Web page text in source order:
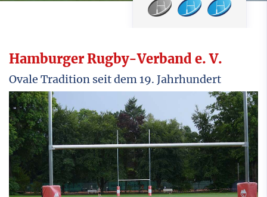
Hamburger Rugby-Verband e. V.
Ovale Tradition seit dem 19. Jahrhundert